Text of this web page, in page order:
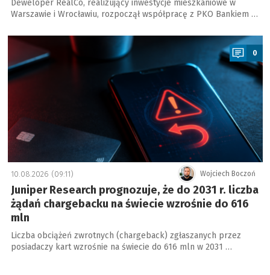
Deweloper RealCo, realizujący inwestycje mieszkaniowe w
Warszawie i Wrocławiu, rozpoczął współpracę z PKO Bankiem …
a
0
Wojciech Boczoń
10.08.2026 (09:11)
Juniper Research prognozuje, że do 2031 r. liczba
żądań chargebacku na świecie wzrośnie do 616
mln
Liczba obciążeń zwrotnych (chargeback) zgłaszanych przez
posiadaczy kart wzrośnie na świecie do 616 mln w 2031 …